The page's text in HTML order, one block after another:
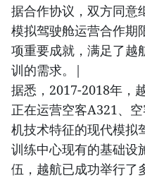
据合作协议，双方同意
模拟驾驶舱运营合作期
项重要成就，满足了越
训的需求。|
据悉，2017-2018年，
正在运营空客A321、
机技术特征的现代模拟
训练中心现有的基础设
伍，越航已成功举行了